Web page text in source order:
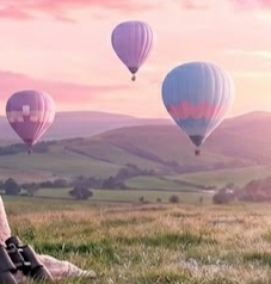
נשלף באמצעות רוכסן